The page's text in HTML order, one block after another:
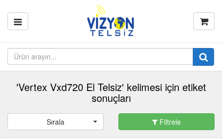
'Vertex Vxd720 El Telsiz' kelimesi için etiket
sonuçları
Sırala Filtrele